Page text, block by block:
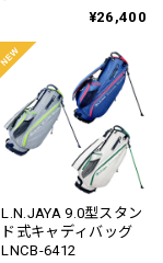
¥26,400
L.N.JAYA 9.0型スタン
ド式キャディバッグ
LNCB-6412